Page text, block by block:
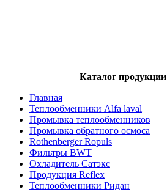
Каталог продукции
Главная
Теплообменники Alfa laval
Промывка теплообменников
Промывка обратного осмоса
Rothenberger Ropuls
Фильтры BWT
Охладитель Сатэкс
Продукция Reflex
Теплообменники Ридан